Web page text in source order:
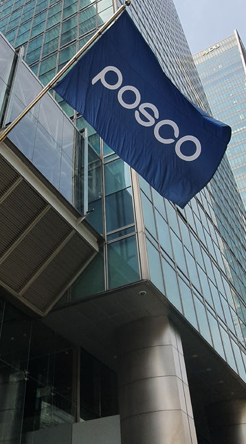
뷔 10년 차에 첫 정
렁이 '소동'
1-0 승리(종합)
슈팅 0개
없는 특급대우'
감시설 '온도차'
폭발 사건